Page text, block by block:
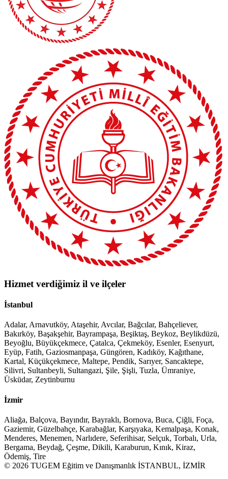
Hizmet verdiğimiz il ve ilçeler
İstanbul
Adalar, Arnavutköy, Ataşehir, Avcılar, Bağcılar, Bahçeliever,
Bakırköy, Başakşehir, Bayrampaşa, Beşiktaş, Beykoz, Beylikdüzü,
Beyoğlu, Büyükçekmece, Çatalca, Çekmeköy, Esenler, Esenyurt,
Eyüp, Fatih, Gaziosmanpaşa, Güngören, Kadıköy, Kağıthane,
Kartal, Küçükçekmece, Maltepe, Pendik, Sarıyer, Sancaktepe,
Silivri, Sultanbeyli, Sultangazi, Şile, Şişli, Tuzla, Ümraniye,
Üsküdar, Zeytinburnu
İzmir
Aliağa, Balçova, Bayındır, Bayraklı, Bornova, Buca, Çiğli, Foça,
Gaziemir, Güzelbahçe, Karabağlar, Karşıyaka, Kemalpaşa, Konak,
Menderes, Menemen, Narlıdere, Seferihisar, Selçuk, Torbalı, Urla,
Bergama, Beydağ, Çeşme, Dikili, Karaburun, Kınık, Kiraz,
Ödemiş, Tire
© 2026 TUGEM Eğitim ve Danışmanlık İSTANBUL, İZMİR